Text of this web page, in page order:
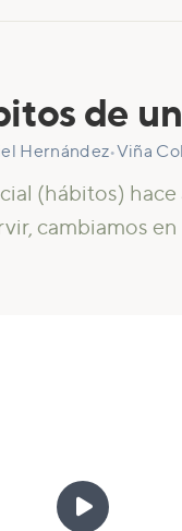
de
Hernández•Viña
(hábitos)
cambiamos
